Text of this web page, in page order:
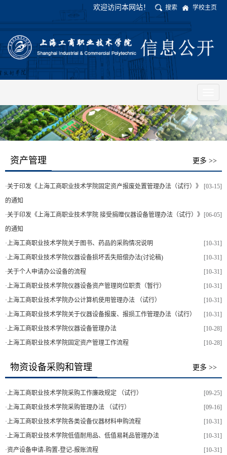
欢迎访问本网站！ 搜索 学校主页
资产管理 更多 >>
[03-15]
·关于印发《上海工商职业技术学院固定资产报废处置管理办法（试行）》
的通知
[06-05]
·关于印发《上海工商职业技术学院 接受捐赠仪器设备管理办法（试行）》
的通知
[10-31]
· 上海工商职业技术学院关于图书、药品的采购情况说明
[10-31]
· 上海工商职业技术学院仪器设备损坏丢失赔偿办法(讨论稿)
[10-31]
·关于个人申请办公设备的流程
[10-31]
· 上海工商职业技术学院仪器设备资产管理岗位职责（暂行）
[10-31]
· 上海工商职业技术学院办公计算机使用管理办法 （试行）
[10-31]
· 上海工商职业技术学院关于仪器设备报废、报损工作管理办法（试行）
[10-28]
· 上海工商职业技术学院仪器设备管理办法
[10-28]
· 上海工商职业技术学院固定资产管理工作流程
物资设备采购和管理 更多 >>
[09-25]
· 上海工商职业技术学院采购工作廉政规定 （试行）
[09-16]
· 上海工商职业技术学院采购管理办法 （试行）
[10-31]
· 上海工商职业技术学院各类设备仪器材料申购流程
[10-31]
· 上海工商职业技术学院低值耐用品、低值易耗品管理办法
[10-31]
·资产设备申请-购置-登记-报账流程